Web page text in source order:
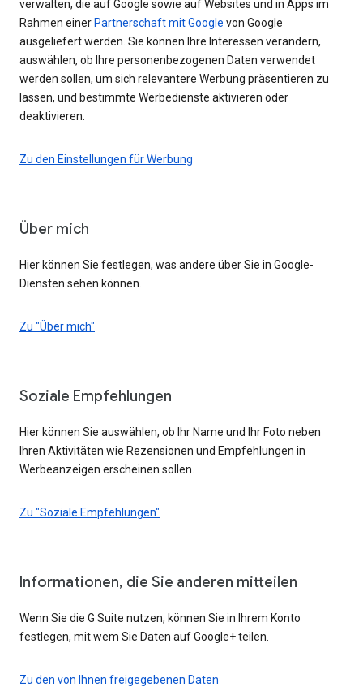
verwalten, die auf Google sowie auf Websites und in Apps im
Rahmen einer Partnerschaft mit Google von Google
ausgeliefert werden. Sie können Ihre Interessen verändern,
auswählen, ob Ihre personenbezogenen Daten verwendet
werden sollen, um sich relevantere Werbung präsentieren zu
lassen, und bestimmte Werbedienste aktivieren oder
deaktivieren.
Zu den Einstellungen für Werbung
Über mich
Hier können Sie festlegen, was andere über Sie in Google-
Diensten sehen können.
Zu "Über mich"
Soziale Empfehlungen
Hier können Sie auswählen, ob Ihr Name und Ihr Foto neben
Ihren Aktivitäten wie Rezensionen und Empfehlungen in
Werbeanzeigen erscheinen sollen.
Zu "Soziale Empfehlungen"
Informationen, die Sie anderen mitteilen
Wenn Sie die G Suite nutzen, können Sie in Ihrem Konto
festlegen, mit wem Sie Daten auf Google+ teilen.
Zu den von Ihnen freigegebenen Daten